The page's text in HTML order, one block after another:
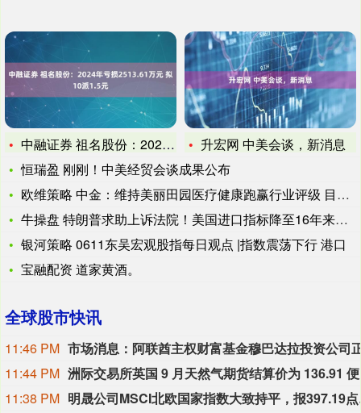
中融证券 祖名股份：2024年亏损2513.61万元 拟10
升宏网 中美会谈，新消息
恒瑞盈 刚刚！中美经贸会谈成果公布
欧维策略 中金：维持美丽田园医疗健康跑赢行业评级 目标价42
牛操盘 特朗普求助上诉法院！美国进口指标降至16年来最低水平
银河策略 0611东吴宏观股指每日观点 |指数震荡下行 港口
宝融配资 道家黄酒。
全球股市快讯
11:46 PM
11:44 PM
11:38 PM
明晟公司MSCI北欧